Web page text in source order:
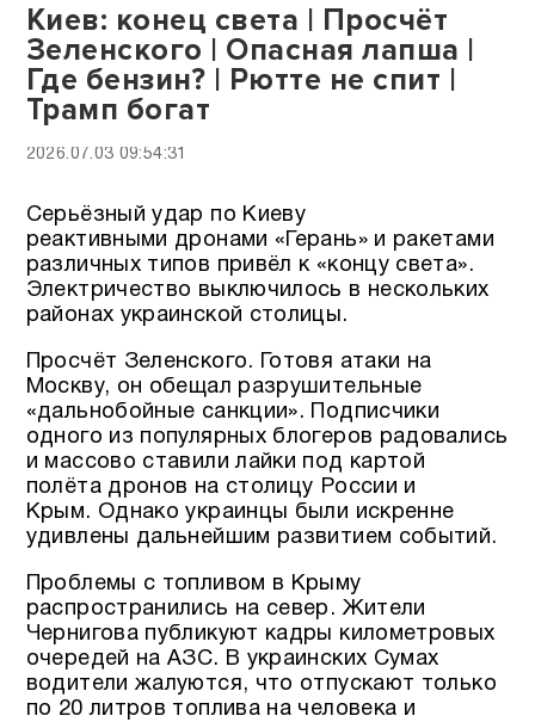
Киев: конец света | Просчёт
Зеленского | Опасная лапша |
Где бензин? | Рютте не спит |
Трамп богат
2026.07.03 09:54:31
Серьёзный удар по Киеву
реактивными дронами «Герань» и ракетами
различных типов привёл к «концу света».
Электричество выключилось в нескольких
районах украинской столицы.
Просчёт Зеленского. Готовя атаки на
Москву, он обещал разрушительные
«дальнобойные санкции». Подписчики
одного из популярных блогеров радовались
и массово ставили лайки под картой
полёта дронов на столицу России и
Крым. Однако украинцы были искренне
удивлены дальнейшим развитием событий.
Проблемы с топливом в Крыму
распространились на север. Жители
Чернигова публикуют кадры километровых
очередей на АЗС. В украинских Сумах
водители жалуются, что отпускают только
по 20 литров топлива на человека и